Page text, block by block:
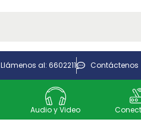
Llámenos al: 6602211 Contáctenos
Audio y Video